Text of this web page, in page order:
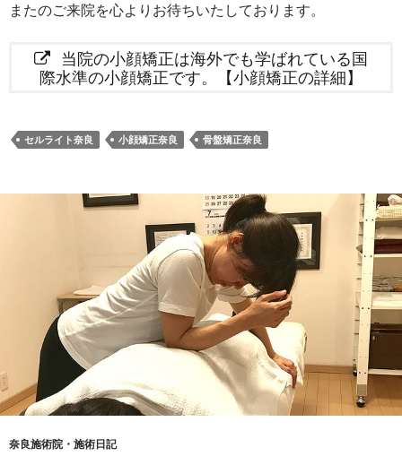
またのご来院を心よりお待ちいたしております。
当院の小顔矯正は海外でも学ばれている国
際水準の小顔矯正です。【小顔矯正の詳細】
セルライト奈良 小顔矯正奈良 骨盤矯正奈良
奈良施術院・施術日記